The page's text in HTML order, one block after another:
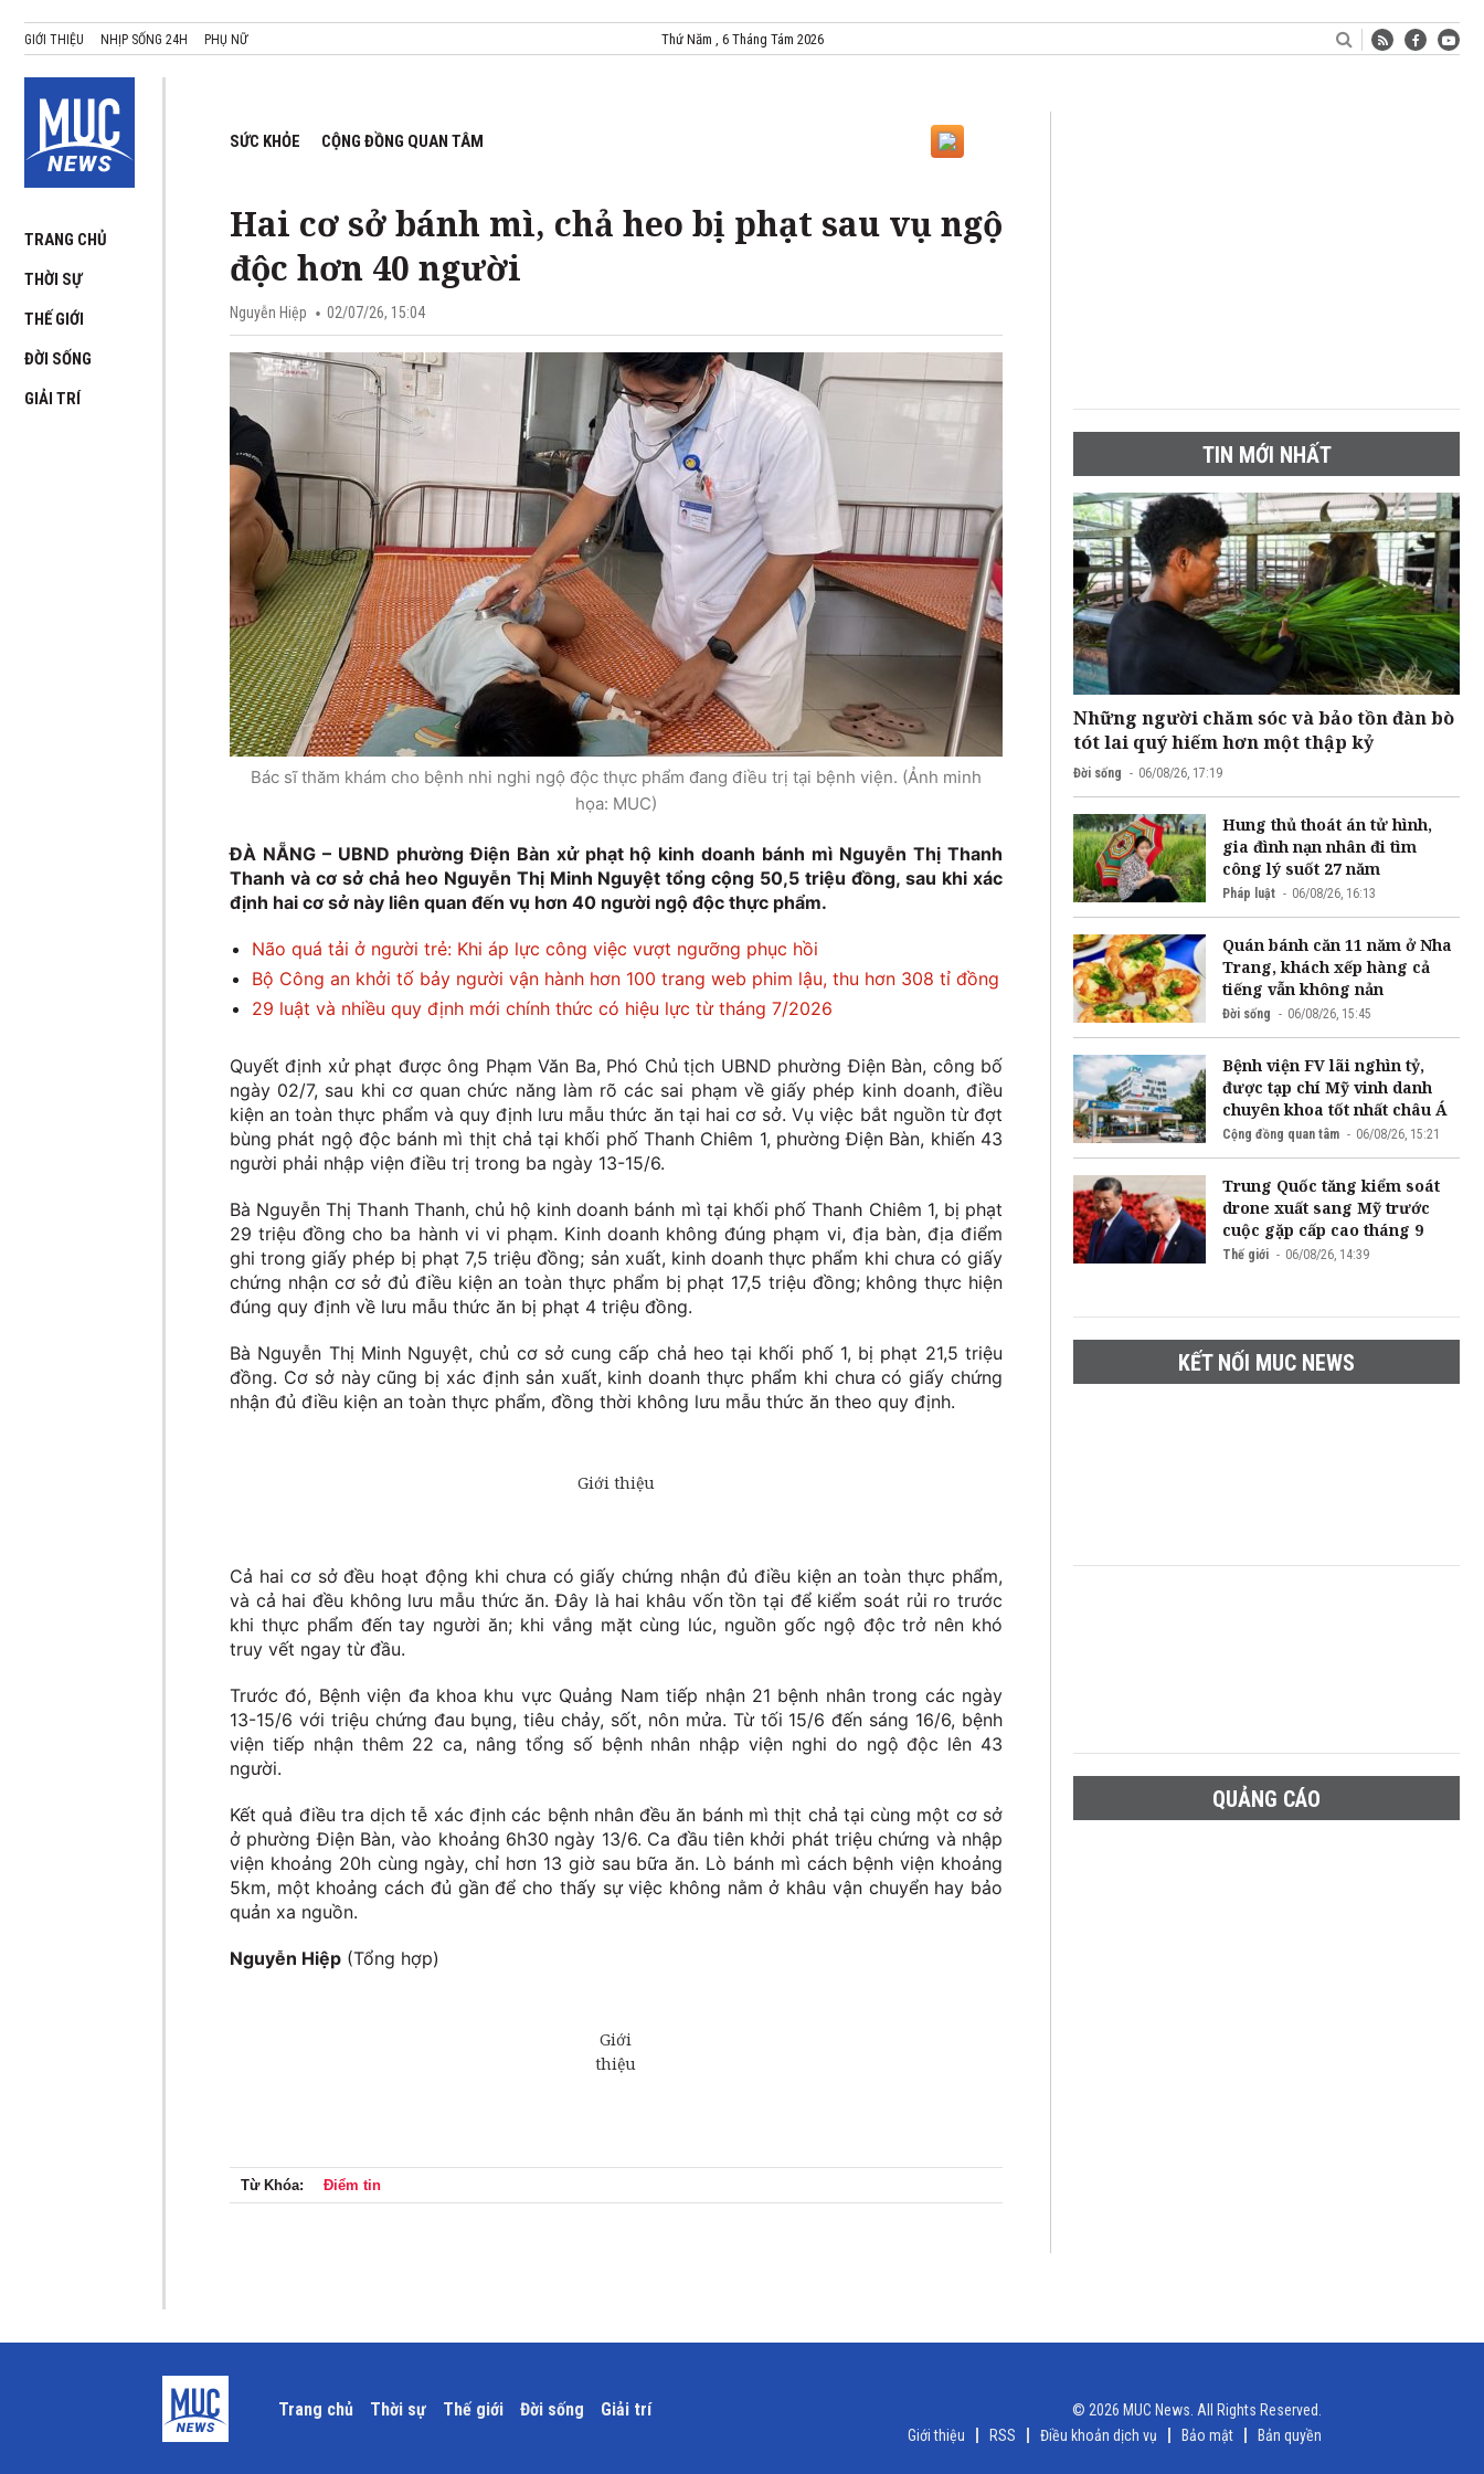
GIỚI THIỆU NHỊP SỐNG 24H PHỤ NỮ Thứ Năm , 6 Tháng Tám 2026
TRANG CHỦ
THỜI SỰ
THẾ GIỚI
ĐỜI SỐNG
GIẢI TRÍ
SỨC KHỎE CỘNG ĐỒNG QUAN TÂM
Hai cơ sở bánh mì, chả heo bị phạt sau vụ ngộ
độc hơn 40 người
Nguyễn Hiệp 02/07/26, 15:04
Bác sĩ thăm khám cho bệnh nhi nghi ngộ độc thực phẩm đang điều trị tại bệnh viện. (Ảnh minh
họa: MUC)
ĐÀ NẴNG – UBND phường Điện Bàn xử phạt hộ kinh doanh bánh mì Nguyễn Thị Thanh
Thanh và cơ sở chả heo Nguyễn Thị Minh Nguyệt tổng cộng 50,5 triệu đồng, sau khi xác
định hai cơ sở này liên quan đến vụ hơn 40 người ngộ độc thực phẩm.
Não quá tải ở người trẻ: Khi áp lực công việc vượt ngưỡng phục hồi
Bộ Công an khởi tố bảy người vận hành hơn 100 trang web phim lậu, thu hơn 308 tỉ đồng
29 luật và nhiều quy định mới chính thức có hiệu lực từ tháng 7/2026
Quyết định xử phạt được ông Phạm Văn Ba, Phó Chủ tịch UBND phường Điện Bàn, công bố
ngày 02/7, sau khi cơ quan chức năng làm rõ các sai phạm về giấy phép kinh doanh, điều
kiện an toàn thực phẩm và quy định lưu mẫu thức ăn tại hai cơ sở. Vụ việc bắt nguồn từ đợt
bùng phát ngộ độc bánh mì thịt chả tại khối phố Thanh Chiêm 1, phường Điện Bàn, khiến 43
người phải nhập viện điều trị trong ba ngày 13-15/6.
Bà Nguyễn Thị Thanh Thanh, chủ hộ kinh doanh bánh mì tại khối phố Thanh Chiêm 1, bị phạt
29 triệu đồng cho ba hành vi vi phạm. Kinh doanh không đúng phạm vi, địa bàn, địa điểm
ghi trong giấy phép bị phạt 7,5 triệu đồng; sản xuất, kinh doanh thực phẩm khi chưa có giấy
chứng nhận cơ sở đủ điều kiện an toàn thực phẩm bị phạt 17,5 triệu đồng; không thực hiện
đúng quy định về lưu mẫu thức ăn bị phạt 4 triệu đồng.
Bà Nguyễn Thị Minh Nguyệt, chủ cơ sở cung cấp chả heo tại khối phố 1, bị phạt 21,5 triệu
đồng. Cơ sở này cũng bị xác định sản xuất, kinh doanh thực phẩm khi chưa có giấy chứng
nhận đủ điều kiện an toàn thực phẩm, đồng thời không lưu mẫu thức ăn theo quy định.
Cả hai cơ sở đều hoạt động khi chưa có giấy chứng nhận đủ điều kiện an toàn thực phẩm,
và cả hai đều không lưu mẫu thức ăn. Đây là hai khâu vốn tồn tại để kiểm soát rủi ro trước
khi thực phẩm đến tay người ăn; khi vắng mặt cùng lúc, nguồn gốc ngộ độc trở nên khó
truy vết ngay từ đầu.
Trước đó, Bệnh viện đa khoa khu vực Quảng Nam tiếp nhận 21 bệnh nhân trong các ngày
13-15/6 với triệu chứng đau bụng, tiêu chảy, sốt, nôn mửa. Từ tối 15/6 đến sáng 16/6, bệnh
viện tiếp nhận thêm 22 ca, nâng tổng số bệnh nhân nhập viện nghi do ngộ độc lên 43
người.
Kết quả điều tra dịch tễ xác định các bệnh nhân đều ăn bánh mì thịt chả tại cùng một cơ sở
ở phường Điện Bàn, vào khoảng 6h30 ngày 13/6. Ca đầu tiên khởi phát triệu chứng và nhập
viện khoảng 20h cùng ngày, chỉ hơn 13 giờ sau bữa ăn. Lò bánh mì cách bệnh viện khoảng
5km, một khoảng cách đủ gần để cho thấy sự việc không nằm ở khâu vận chuyển hay bảo
quản xa nguồn.
Nguyễn Hiệp (Tổng hợp)
Từ Khóa: Điểm tin
TIN MỚI NHẤT
Những người chăm sóc và bảo tồn đàn bò
tót lai quý hiếm hơn một thập kỷ
Đời sống 06/08/26, 17:19
Hung thủ thoát án tử hình,
gia đình nạn nhân đi tìm
công lý suốt 27 năm
Pháp luật 06/08/26, 16:13
Quán bánh căn 11 năm ở Nha
Trang, khách xếp hàng cả
tiếng vẫn không nản
Đời sống 06/08/26, 15:45
Bệnh viện FV lãi nghìn tỷ,
được tạp chí Mỹ vinh danh
chuyên khoa tốt nhất châu Á
Cộng đồng quan tâm 06/08/26, 15:21
Trung Quốc tăng kiểm soát
drone xuất sang Mỹ trước
cuộc gặp cấp cao tháng 9
Thế giới 06/08/26, 14:39
KẾT NỐI MUC NEWS
QUẢNG CÁO
Trang chủ Thời sự Thế giới Đời sống Giải trí
© 2026 MUC News. All Rights Reserved.
Giới thiệu
RSS Điều khoản dịch vụ Bảo mật Bản quyền